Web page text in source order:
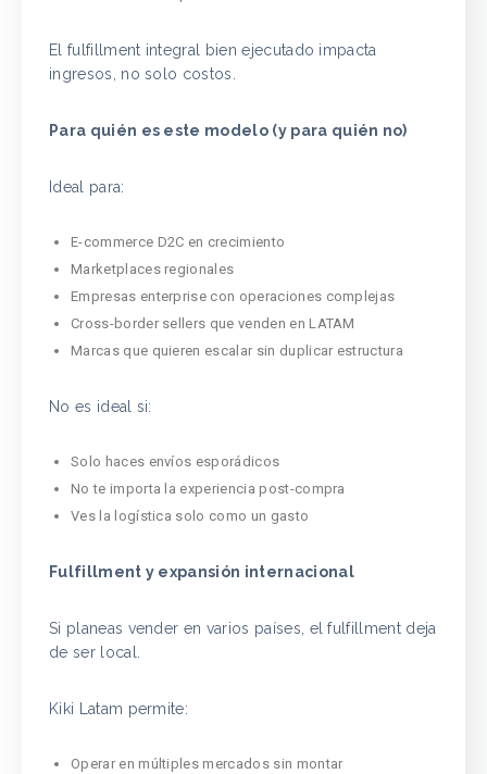
El fulfillment integral bien ejecutado impacta
ingresos, no solo costos.
Para quién es este modelo (y para quién no)
Ideal para:
E-commerce D2C en crecimiento
Marketplaces regionales
Empresas enterprise con operaciones complejas
Cross-border sellers que venden en LATAM
Marcas que quieren escalar sin duplicar estructura
No es ideal si:
Solo haces envíos esporádicos
No te importa la experiencia post-compra
Ves la logística solo como un gasto
Fulfillment y expansión internacional
Si planeas vender en varios países, el fulfillment deja
de ser local.
Kiki Latam permite:
Operar en múltiples mercados sin montar